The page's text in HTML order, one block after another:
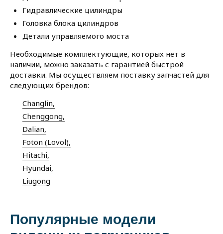
Гидравлические цилиндры
Головка блока цилиндров
Детали управляемого моста
Необходимые комплектующие, которых нет в
наличии, можно заказать с гарантией быстрой
доставки. Мы осуществляем поставку запчастей для
следующих брендов:
Changlin,
Chenggong,
Dalian,
Foton (Lovol),
Hitachi,
Hyundai,
Liugong
Популярные модели